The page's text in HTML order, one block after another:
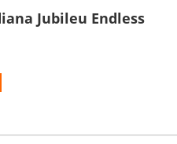
Jubileu Endless